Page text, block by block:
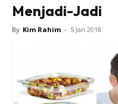
Menjadi-Jadi
By Kim Rahim - 5 Jan 2018